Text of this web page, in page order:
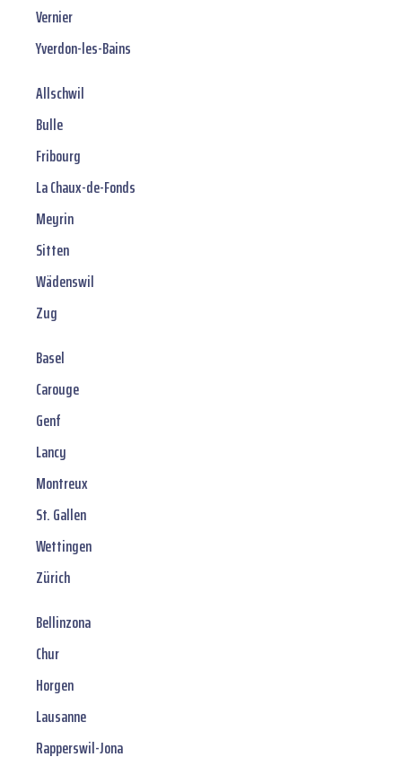
Vernier
Yverdon-les-Bains
Allschwil
Bulle
Fribourg
La Chaux-de-Fonds
Meyrin
Sitten
Wädenswil
Zug
Basel
Carouge
Genf
Lancy
Montreux
St. Gallen
Wettingen
Zürich
Bellinzona
Chur
Horgen
Lausanne
Rapperswil-Jona